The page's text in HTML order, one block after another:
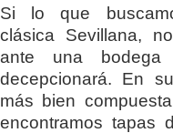
Si lo que
clásica Sevillana,
ante una
decepcionará. En
más bien
encontramos tapas